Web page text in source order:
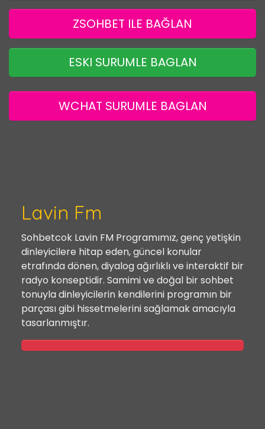
ZSOHBET ILE BAĞLAN
ESKI SURUMLE BAGLAN
WCHAT SURUMLE BAGLAN
Lavin Fm
Sohbetcok Lavin FM Programımız, genç yetişkin
dinleyicilere hitap eden, güncel konular
etrafında dönen, diyalog ağırlıklı ve interaktif bir
radyo konseptidir. Samimi ve doğal bir sohbet
tonuyla dinleyicilerin kendilerini programın bir
parçası gibi hissetmelerini sağlamak amacıyla
tasarlanmıştır.